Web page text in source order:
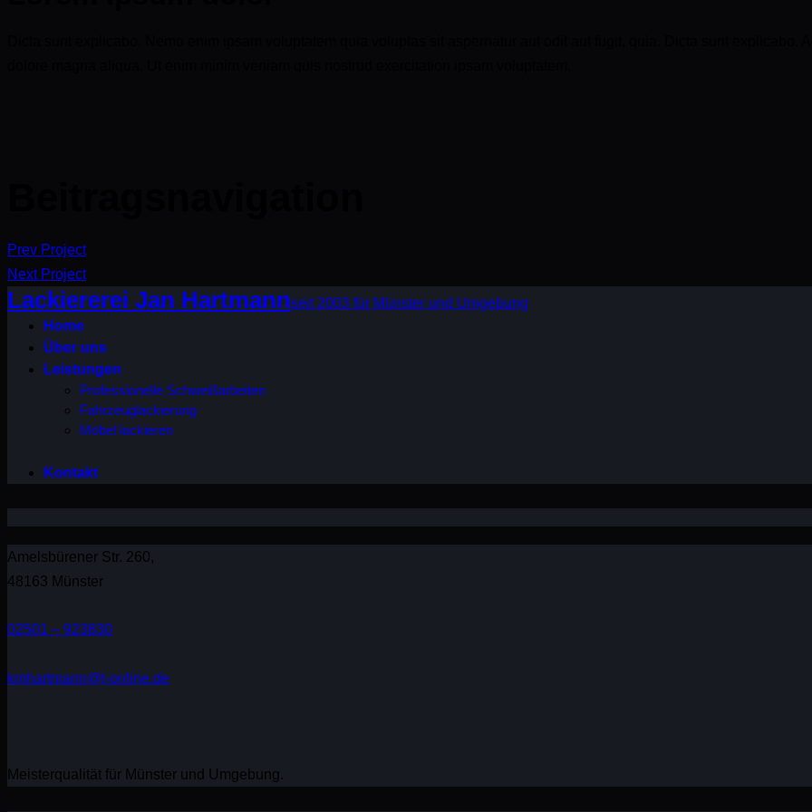
Prev Project
Next Project
Lackiererei Jan Hartmannseit 2003 für Münster und Umgebung
Home
Über uns
Leistungen
Professionelle Schweißarbeiten
Fahrzeuglackierung
Möbel lackieren
Kontakt
Amelsbürener Str. 260,
48163 Münster
02501 – 923830
kmhartmann@t-online.de
Meisterqualität für Münster und Umgebung.